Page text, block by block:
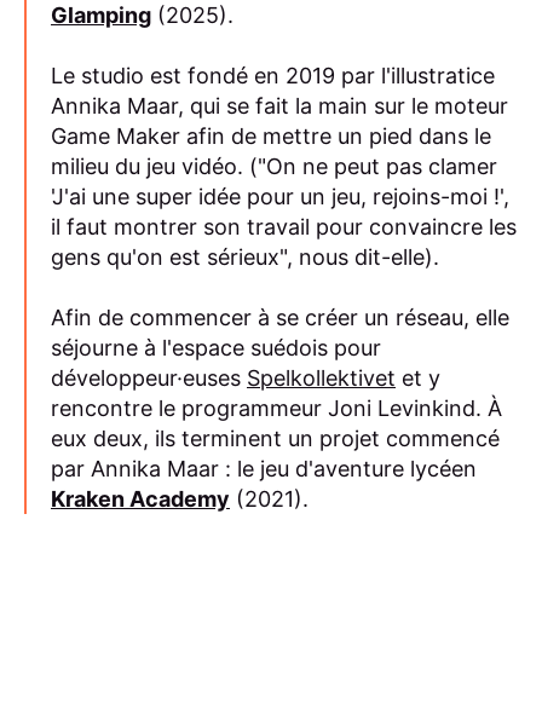
Glamping (2025).
Le studio est fondé en 2019 par l'illustratice
Annika Maar, qui se fait la main sur le moteur
Game Maker afin de mettre un pied dans le
milieu du jeu vidéo. ("On ne peut pas clamer
'J'ai une super idée pour un jeu, rejoins-moi !',
il faut montrer son travail pour convaincre les
gens qu'on est sérieux", nous dit-elle).
Afin de commencer à se créer un réseau, elle
séjourne à l'espace suédois pour
développeur·euses Spelkollektivet et y
rencontre le programmeur Joni Levinkind. À
eux deux, ils terminent un projet commencé
par Annika Maar : le jeu d'aventure lycéen
Kraken Academy (2021).